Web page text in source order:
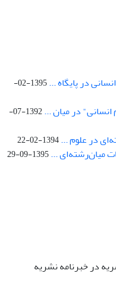
در پایگاه ...
1395-02-
در میان ...
1392-07-
در علوم ...1394-02-22
میان‌رشته‌ای ...1395-09-29
در خبرنامه نشریه